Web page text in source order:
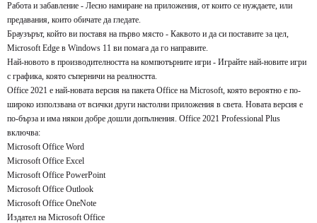
Работа и забавление - Лесно намиране на приложения, от които се нуждаете, или
предавания, които обичате да гледате.
Браузърът, който ви поставя на първо място - Каквото и да си поставите за цел,
Microsoft Edge в Windows 11 ви помага да го направите.
Най-новото в производителността на компютърните игри - Играйте най-новите игри
с графика, която съперничи на реалността.
Office 2021 е най-новата версия на пакета Office на Microsoft, която вероятно е по-
широко използвана от всички други настолни приложения в света. Новата версия е
по-бърза и има някои добре дошли допълнения. Office 2021 Professional Plus
включва:
Microsoft Office Word
Microsoft Office Excel
Microsoft Office PowerPoint
Microsoft Office Outlook
Microsoft Office OneNote
Издател на Microsoft Office